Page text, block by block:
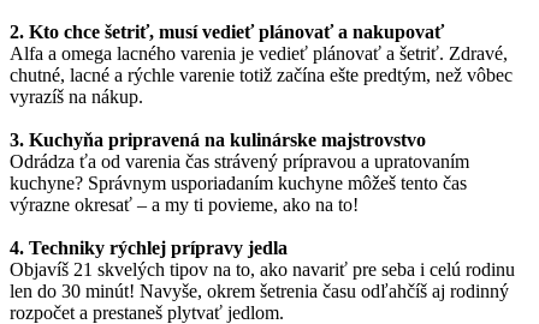
2. Kto chce šetriť, musí vedieť plánovať a nakupovať
Alfa a omega lacného varenia je vedieť plánovať a šetriť. Zdravé,
chutné, lacné a rýchle varenie totiž začína ešte predtým, než vôbec
vyrazíš na nákup.
3. Kuchyňa pripravená na kulinárske majstrovstvo
Odrádza ťa od varenia čas strávený prípravou a upratovaním
kuchyne? Správnym usporiadaním kuchyne môžeš tento čas
výrazne okresať – a my ti povieme, ako na to!
4. Techniky rýchlej prípravy jedla
Objavíš 21 skvelých tipov na to, ako navariť pre seba i celú rodinu
len do 30 minút! Navyše, okrem šetrenia času odľahčíš aj rodinný
rozpočet a prestaneš plytvať jedlom.